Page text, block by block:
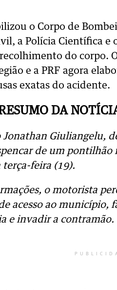
o Corpo de
a Polícia Científica
do corpo.
e a PRF agora
exatas do acidente.
DA
Giuliangelu,
de um pontilhão
feira (19).
o motorista
acesso ao município,
e invadir a contramão.